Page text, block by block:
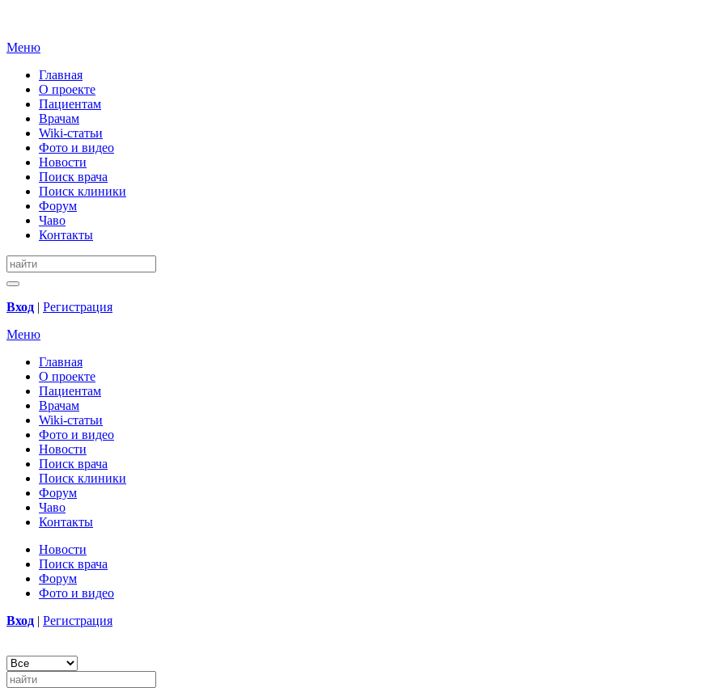
Меню
Главная
О проекте
Пациентам
Врачам
Wiki-статьи
Фото и видео
Новости
Поиск врача
Поиск клиники
Форум
Чаво
Контакты
Вход | Регистрация
Меню
Главная
О проекте
Пациентам
Врачам
Wiki-статьи
Фото и видео
Новости
Поиск врача
Поиск клиники
Форум
Чаво
Контакты
Новости
Поиск врача
Форум
Фото и видео
Вход | Регистрация